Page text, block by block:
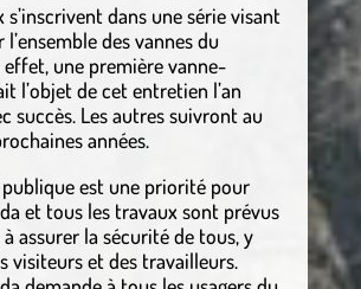
s’inscrivent dans une série visant
des vannes du
effet, une première vanne-
l’objet de cet entretien l’an
succès. Les autres suivront au
années.
est une priorité pour
et tous les travaux sont prévus
assurer la sécurité de tous, y
visiteurs et des travailleurs.